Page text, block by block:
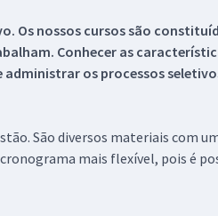
Os nossos cursos são
Conhecer as
os processos
São diversos materiais com
mais flexível, pois é